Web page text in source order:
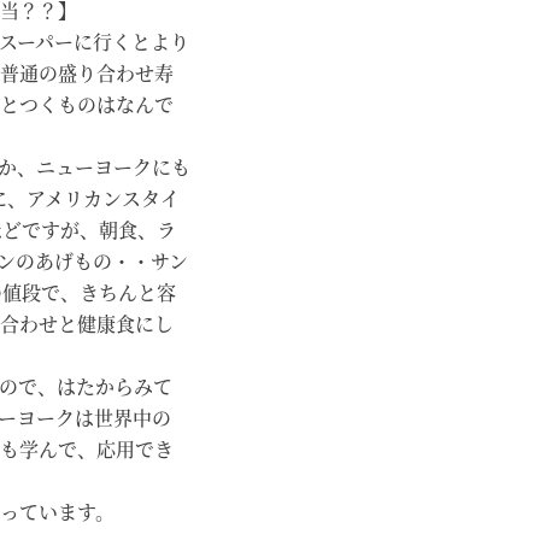
？？】
ーパーに行くとより
通の盛り合わせ寿
つくものはなんで
、ニューヨークにも
アメリカンスタイ
ですが、朝食、ラ
のあげもの・・サン
段で、きちんと容
わせと健康食にし
で、はたからみて
ヨークは世界中の
学んで、応用でき
ています。